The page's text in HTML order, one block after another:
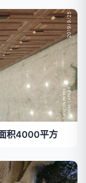
积4000平方